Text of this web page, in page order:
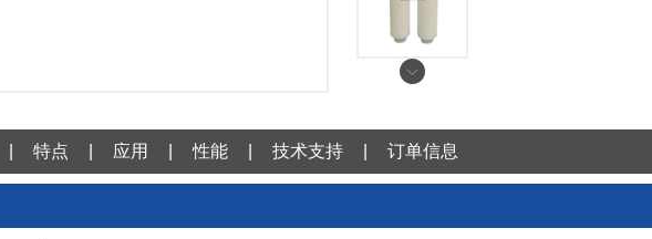
特点 应用 性能 技术支持 订单信息